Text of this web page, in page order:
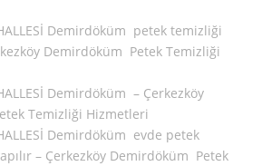
Demirdöküm petek temizliği
Demirdöküm Petek Temizliği
Demirdöküm – Çerkezköy
Temizliği Hizmetleri
Demirdöküm evde petek
– Çerkezköy Demirdöküm Petek